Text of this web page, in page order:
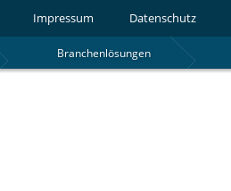
Impressum Datenschutz
Branchenlösungen